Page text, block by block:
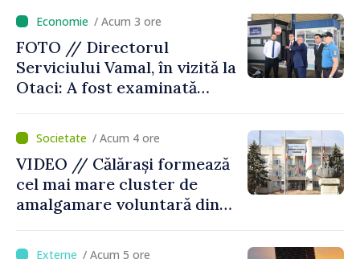
cetățenii să reducă
consumul în orele de vârf
/ Acum 3 ore
FOTO // Directorul
Serviciului Vamal, în vizită la
Otaci: A fost examinată
control vamal cu un scanner
performant/ Acum 4 ore
VIDEO // Călărași formează
cel mai mare cluster de
amalgamare voluntară din
orășenesc a aprobat decizia
/ Acum 5 ore